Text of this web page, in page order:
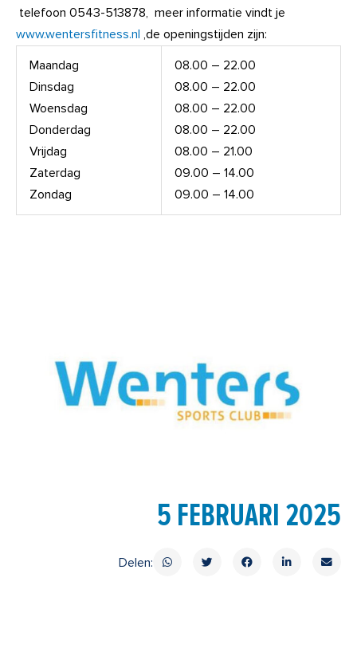
telefoon 0543-513878, meer informatie vindt je
www.wentersfitness.nl ,de openingstijden zijn:
Maandag
Dinsdag
Woensdag
Donderdag
Vrijdag
Zaterdag
Zondag
08.00 – 22.00
08.00 – 22.00
08.00 – 22.00
08.00 – 22.00
08.00 – 21.00
09.00 – 14.00
09.00 – 14.00
5 FEBRUARI 2025
Delen: